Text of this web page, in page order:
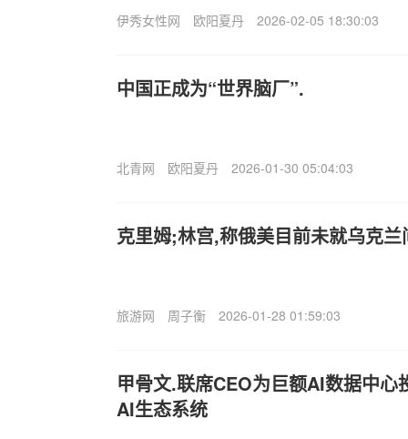
伊秀女性网 欧阳夏丹 2026-02-05 18:30:03
中国正成为“世界脑厂”.
北青网 欧阳夏丹 2026-01-30 05:04:03
克里姆;林宫,称俄美目前未就乌克
旅游网 周子衡 2026-01-28 01:59:03
甲骨文.联席CEO为巨额AI数据中心
AI生态系统